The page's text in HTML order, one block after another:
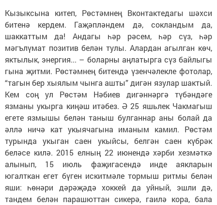
Кызыксына китеп, Рөстәмнең Вконтактедагы шәхси
битенә кердем. Гаҗәпләндем дә, сокландым да,
шаккаттым да! Андагы һәр рәсем, һәр сүз, һәр
мәгълүмат позитив белән тулы. Алардан агылган көч,
яктылык, энергия... – боларны аңлатырга сүз байлыгы
гына җитми. Рөстәмнең битендә үзенчәлекле фотолар,
“тагын бер хыялым чынга ашты” дигән язулар шактый.
Кем соң ул Рөстәм Нәбиев дигәннәргә түбәндәге
язманы укырга киңәш итәбез. Ә 25 яшьлек Чакмагыш
егете язмышы белән таныш булганнар аны болай да
әллә ничә кат укыячагына иманым камил. Рөстәм
турында укыган саен укыйсы, белгән саен күбрәк
беләсе килә. 2015 елның 22 июнендә хәрби хезмәткә
алынып, 15 июль фаҗигасендә инде аякларын
югалткан егет бүген искитмәле тормыш ритмы белән
яши: һөнәри дәрәҗәдә хоккей да уйный, эшли дә,
тандем белән парашюттан сикерә, гаилә кора, бала